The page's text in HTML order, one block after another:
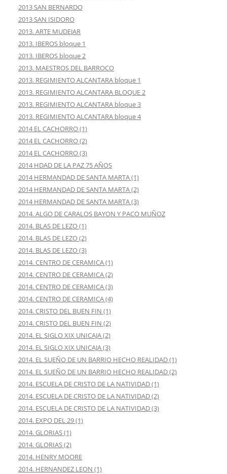
2013 SAN BERNARDO
2013 SAN ISIDORO
2013. ARTE MUDEJAR
2013. IBEROS bloque 1
2013. IBEROS bloque 2
2013. MAESTROS DEL BARROCO
2013. REGIMIENTO ALCANTARA bloque 1
2013. REGIMIENTO ALCANTARA BLOQUE 2
2013. REGIMIENTO ALCANTARA bloque 3
2013. REGIMIENTO ALCANTARA bloque 4
2014 EL CACHORRO (1)
2014 EL CACHORRO (2)
2014 EL CACHORRO (3)
2014 HDAD DE LA PAZ 75 AÑOS
2014 HERMANDAD DE SANTA MARTA (1)
2014 HERMANDAD DE SANTA MARTA (2)
2014 HERMANDAD DE SANTA MARTA (3)
2014. ALGO DE CARALOS BAYON Y PACO MUÑOZ
2014. BLAS DE LEZO (1)
2014. BLAS DE LEZO (2)
2014. BLAS DE LEZO (3)
2014. CENTRO DE CERAMICA (1)
2014. CENTRO DE CERAMICA (2)
2014. CENTRO DE CERAMICA (3)
2014. CENTRO DE CERAMICA (4)
2014. CRISTO DEL BUEN FIN (1)
2014. CRISTO DEL BUEN FIN (2)
2014. EL SIGLO XIX UNICAJA (2)
2014. EL SIGLO XIX UNICAJA (3)
2014. EL SUEÑO DE UN BARRIO HECHO REALIDAD (1)
2014. EL SUEÑO DE UN BARRIO HECHO REALIDAD (2)
2014. ESCUELA DE CRISTO DE LA NATIVIDAD (1)
2014. ESCUELA DE CRISTO DE LA NATIVIDAD (2)
2014. ESCUELA DE CRISTO DE LA NATIVIDAD (3)
2014. EXPO DEL 29 (1)
2014. GLORIAS (1)
2014. GLORIAS (2)
2014. HENRY MOORE
2014. HERNANDEZ LEON (1)